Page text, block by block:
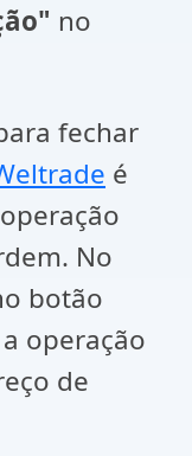
no
fechar
é
No
botão
operação
de